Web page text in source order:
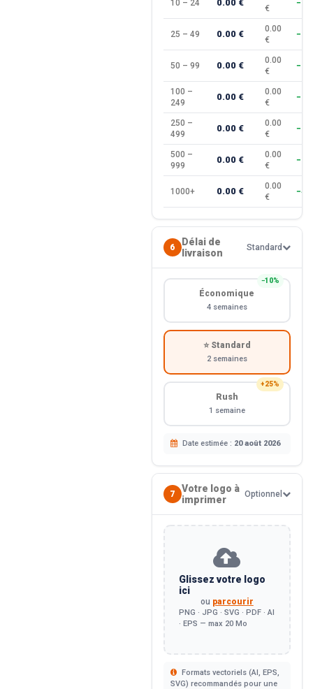
10 – 24 0.00 €
€
25 – 49 0.00 €
0.00
€
50 – 99 0.00 €
0.00
€
100 –
249
0.00 €
0.00
€
250 –
499
0.00 €
0.00
€
500 –
999
0.00 €
0.00
€
1000+ 0.00 €
0.00
€
6
Délai de
livraison
Standard
−10%
Économique
4 semaines
⭐ Standard
2 semaines
+25%
Rush
1 semaine
Date estimée : 20 août 2026
7
Votre logo à
imprimer
Optionnel
Glissez votre logo
ici
ou parcourir
PNG · JPG · SVG · PDF · AI
· EPS — max 20 Mo
Formats vectoriels (AI, EPS,
SVG) recommandés pour une